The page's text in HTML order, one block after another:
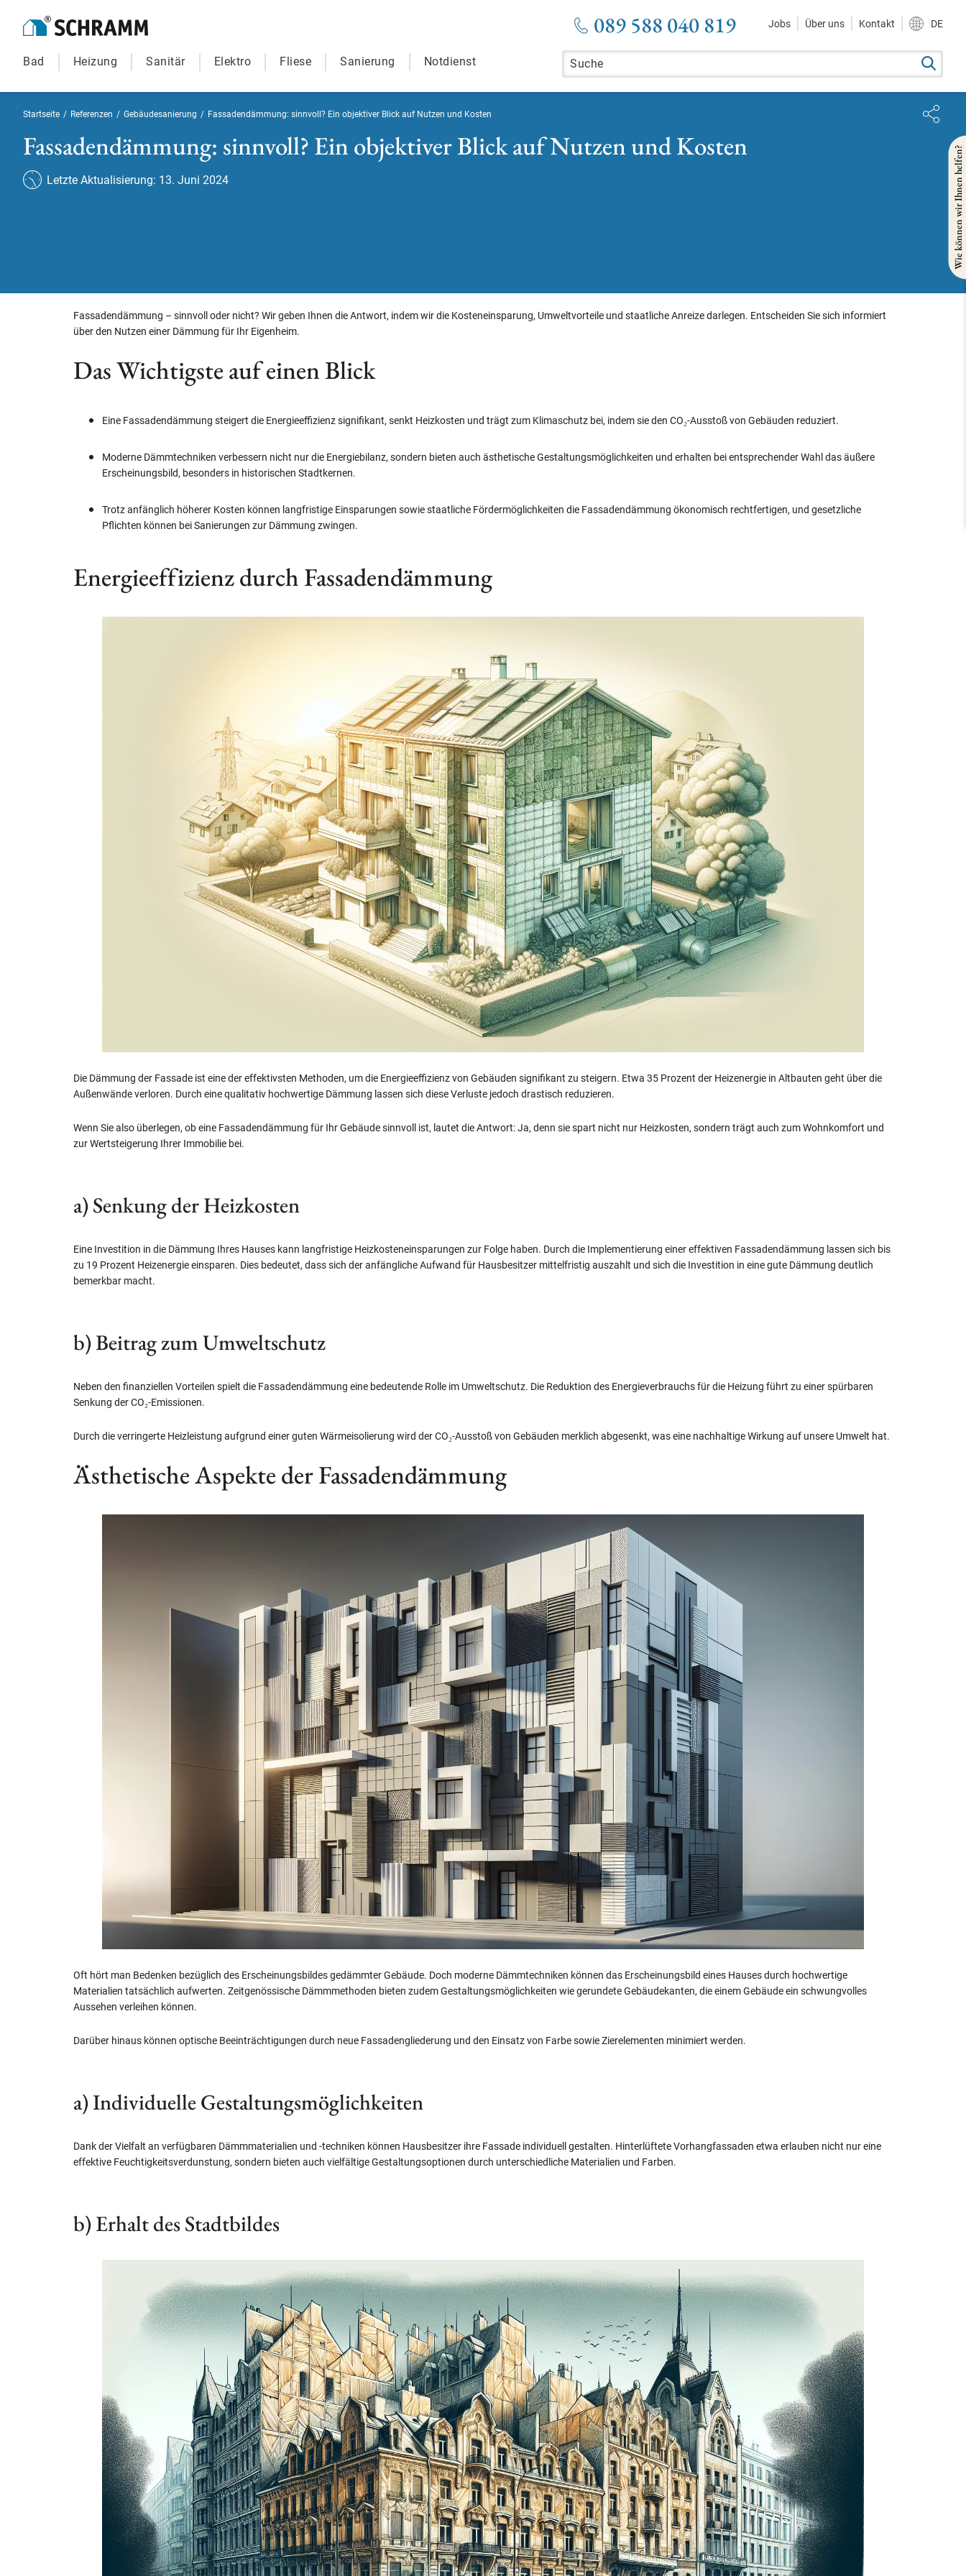
089 588 040 819 Jobs Über uns Kontakt DE
Bad Heizung Sanitär Elektro Fliese Sanierung Notdienst
Startseite / Referenzen / Gebäudesanierung / Fassadendämmung: sinnvoll? Ein objektiver Blick auf Nutzen und Kosten
Fassadendämmung: sinnvoll? Ein objektiver Blick auf Nutzen und Kosten
Letzte Aktualisierung: 13. Juni 2024
Fassadendämmung – sinnvoll oder nicht? Wir geben Ihnen die Antwort, indem wir die Kosteneinsparung, Umweltvorteile und staatliche Anreize darlegen. Entscheiden Sie sich informiert
über den Nutzen einer Dämmung für Ihr Eigenheim.
Das Wichtigste auf einen Blick
Eine Fassadendämmung steigert die Energieeffizienz signifikant, senkt Heizkosten und trägt zum Klimaschutz bei, indem sie den CO₂-Ausstoß von Gebäuden reduziert.
Moderne Dämmtechniken verbessern nicht nur die Energiebilanz, sondern bieten auch ästhetische Gestaltungsmöglichkeiten und erhalten bei entsprechender Wahl das äußere
Erscheinungsbild, besonders in historischen Stadtkernen.
Trotz anfänglich höherer Kosten können langfristige Einsparungen sowie staatliche Fördermöglichkeiten die Fassadendämmung ökonomisch rechtfertigen, und gesetzliche
Pflichten können bei Sanierungen zur Dämmung zwingen.
Energieeffizienz durch Fassadendämmung
Die Dämmung der Fassade ist eine der effektivsten Methoden, um die Energieeffizienz von Gebäuden signifikant zu steigern. Etwa 35 Prozent der Heizenergie in Altbauten geht über die
Außenwände verloren. Durch eine qualitativ hochwertige Dämmung lassen sich diese Verluste jedoch drastisch reduzieren.
Wenn Sie also überlegen, ob eine Fassadendämmung für Ihr Gebäude sinnvoll ist, lautet die Antwort: Ja, denn sie spart nicht nur Heizkosten, sondern trägt auch zum Wohnkomfort und
zur Wertsteigerung Ihrer Immobilie bei.
a) Senkung der Heizkosten
Eine Investition in die Dämmung Ihres Hauses kann langfristige Heizkosteneinsparungen zur Folge haben. Durch die Implementierung einer effektiven Fassadendämmung lassen sich bis
zu 19 Prozent Heizenergie einsparen. Dies bedeutet, dass sich der anfängliche Aufwand für Hausbesitzer mittelfristig auszahlt und sich die Investition in eine gute Dämmung deutlich
bemerkbar macht.
b) Beitrag zum Umweltschutz
Neben den finanziellen Vorteilen spielt die Fassadendämmung eine bedeutende Rolle im Umweltschutz. Die Reduktion des Energieverbrauchs für die Heizung führt zu einer spürbaren
Senkung der CO₂-Emissionen.
Durch die verringerte Heizleistung aufgrund einer guten Wärmeisolierung wird der CO₂-Ausstoß von Gebäuden merklich abgesenkt, was eine nachhaltige Wirkung auf unsere Umwelt hat.
Ästhetische Aspekte der Fassadendämmung
Oft hört man Bedenken bezüglich des Erscheinungsbildes gedämmter Gebäude. Doch moderne Dämmtechniken können das Erscheinungsbild eines Hauses durch hochwertige
Materialien tatsächlich aufwerten. Zeitgenössische Dämmmethoden bieten zudem Gestaltungsmöglichkeiten wie gerundete Gebäudekanten, die einem Gebäude ein schwungvolles
Aussehen verleihen können.
Darüber hinaus können optische Beeinträchtigungen durch neue Fassadengliederung und den Einsatz von Farbe sowie Zierelementen minimiert werden.
a) Individuelle Gestaltungsmöglichkeiten
Dank der Vielfalt an verfügbaren Dämmmaterialien und -techniken können Hausbesitzer ihre Fassade individuell gestalten. Hinterlüftete Vorhangfassaden etwa erlauben nicht nur eine
effektive Feuchtigkeitsverdunstung, sondern bieten auch vielfältige Gestaltungsoptionen durch unterschiedliche Materialien und Farben.
b) Erhalt des Stadtbildes
Wie können wir Ihnen helfen?